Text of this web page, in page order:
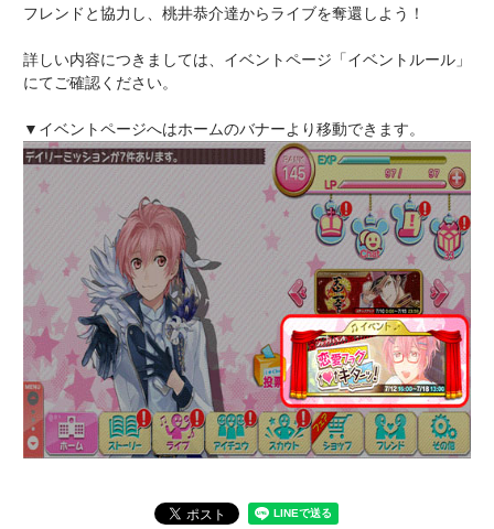
フレンドと協力し、桃井恭介達からライブを奪還しよう！
詳しい内容につきましては、イベントページ「イベントルール」
にてご確認ください。
▼イベントページへはホームのバナーより移動できます。